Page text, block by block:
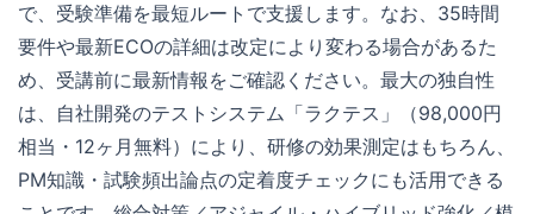
で、受験準備を最短ルートで支援します。なお、35時間
要件や最新ECOの詳細は改定により変わる場合があるた
め、受講前に最新情報をご確認ください。最大の独自性
は、自社開発のテストシステム「ラクテス」（98,000円
相当・12ヶ月無料）により、研修の効果測定はもちろん、
PM知識・試験頻出論点の定着度チェックにも活用できる